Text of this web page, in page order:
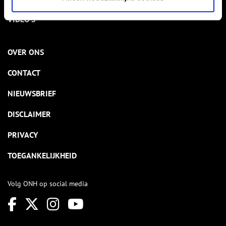
VIDEO’S
OVER ONS
CONTACT
NIEUWSBRIEF
DISCLAIMER
PRIVACY
TOEGANKELIJKHEID
Volg ONH op social media